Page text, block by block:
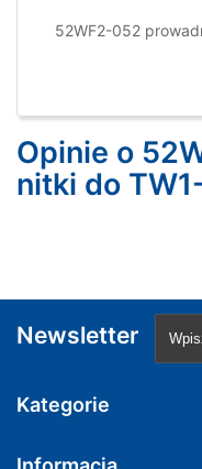
52WF2-052
Opinie o
nitki do
Newsletter
Kategorie